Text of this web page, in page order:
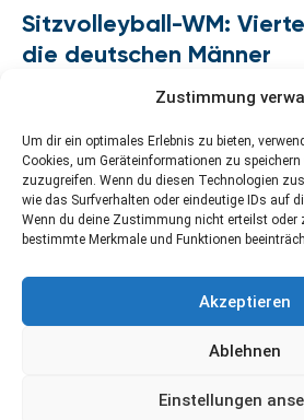
Zustimmung
Um dir ein optimales Erlebnis zu bieten,
Cookies, um Geräteinformationen zu
zuzugreifen. Wenn du diesen Technologien
wie das Surfverhalten oder eindeutige IDs auf
Wenn du deine Zustimmung nicht erteilst oder
bestimmte Merkmale und Funktionen
Akzeptieren
Ablehnen
Einstellungen
Sitzvolleyball-WM:
die deutschen Männer